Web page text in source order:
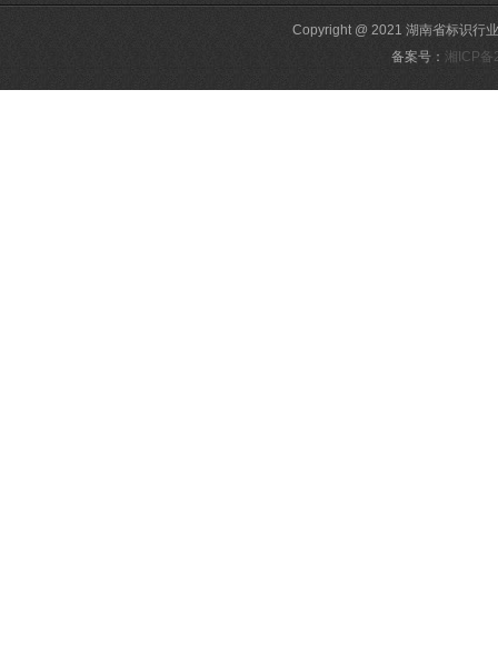
Copyright @ 2021 湖南省标识行
备案号： 湘ICP